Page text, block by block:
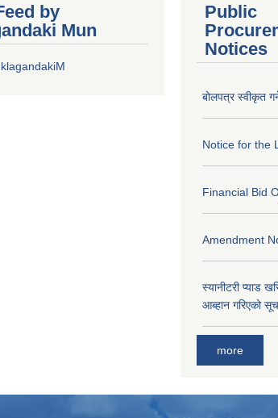
by
Mun
Public
Notices
बोलपत्र स्वीकृत
Notice for the
Financial Bid
Amendment
स्यानीटरी प्याड
आब्हान गरिएको
more